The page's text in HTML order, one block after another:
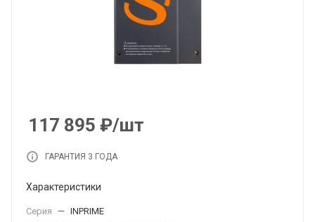
117 895 ₽/шт
ГАРАНТИЯ 3 ГОДА
Характеристики
Серия — INPRIME